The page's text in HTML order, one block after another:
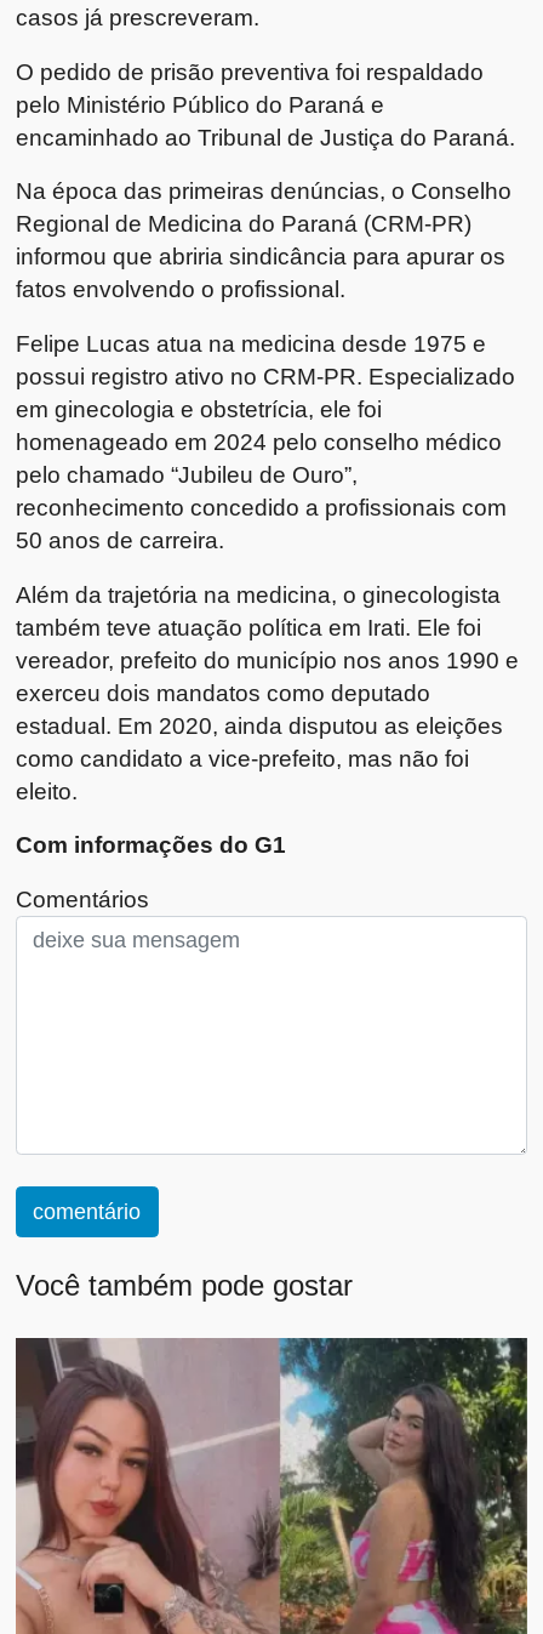
casos já prescreveram.
O pedido de prisão preventiva foi respaldado
pelo Ministério Público do Paraná e
encaminhado ao Tribunal de Justiça do Paraná.
Na época das primeiras denúncias, o Conselho
Regional de Medicina do Paraná (CRM-PR)
informou que abriria sindicância para apurar os
fatos envolvendo o profissional.
Felipe Lucas atua na medicina desde 1975 e
possui registro ativo no CRM-PR. Especializado
em ginecologia e obstetrícia, ele foi
homenageado em 2024 pelo conselho médico
pelo chamado “Jubileu de Ouro”,
reconhecimento concedido a profissionais com
50 anos de carreira.
Além da trajetória na medicina, o ginecologista
também teve atuação política em Irati. Ele foi
vereador, prefeito do município nos anos 1990 e
exerceu dois mandatos como deputado
estadual. Em 2020, ainda disputou as eleições
como candidato a vice-prefeito, mas não foi
eleito.
Com informações do G1
Comentários
comentário
Você também pode gostar